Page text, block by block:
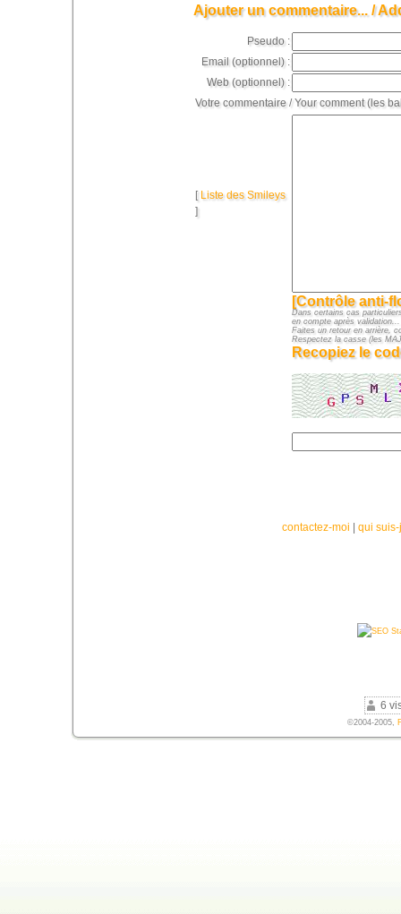
Ajouter un commentaire... /
Pseudo :
Email (optionnel) :
Web (optionnel) :
Votre commentaire / Your comment (les
[ Liste des Smileys
]
[Contrôle anti-
Dans certains cas
en compte après
Faites un retour en arrière,
Respectez la casse (les
Recopiez le
contactez-moi qui
6
©2004-2005,